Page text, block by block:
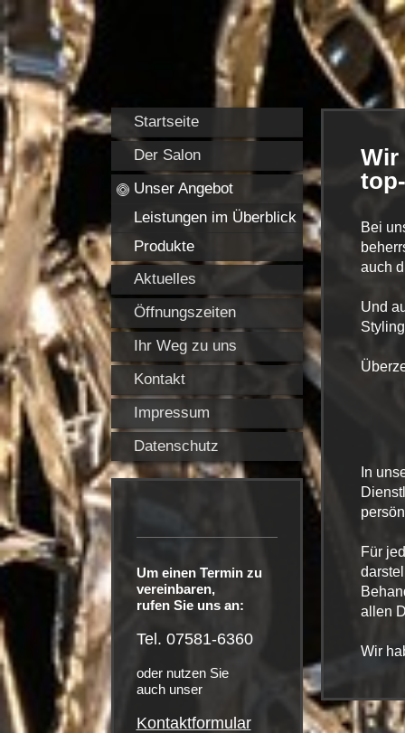
Startseite
Der Salon
Unser Angebot
Leistungen im Überblick
Produkte
Aktuelles
Öffnungszeiten
Ihr Weg zu uns
Kontakt
Impressum
Datenschutz
Um einen Termin zu
vereinbaren,
rufen Sie uns an:
Tel. 07581-6360
oder nutzen Sie
auch unser
Kontaktformular
Wir
Bei
auch
Und
In
Für
allen
Wir